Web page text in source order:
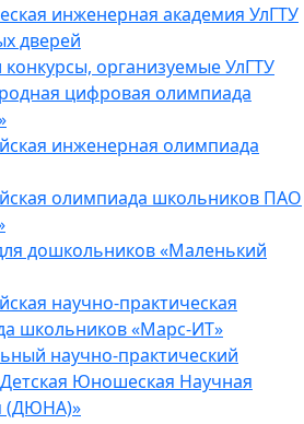
инженерная академия УлГТУ
дверей
организуемые УлГТУ
цифровая олимпиада
инженерная олимпиада
олимпиада школьников ПАО
дошкольников «Маленький
научно-практическая
школьников «Марс-ИТ»
научно-практический
Юношеская Научная
(ДЮНА)»